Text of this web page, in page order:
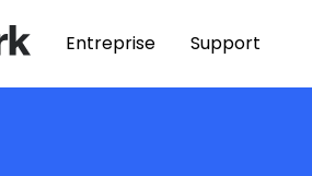
Entreprise Support